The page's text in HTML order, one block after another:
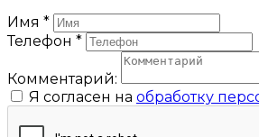
Имя *
Телефон *
Комментарий:
Я согласен на обработку